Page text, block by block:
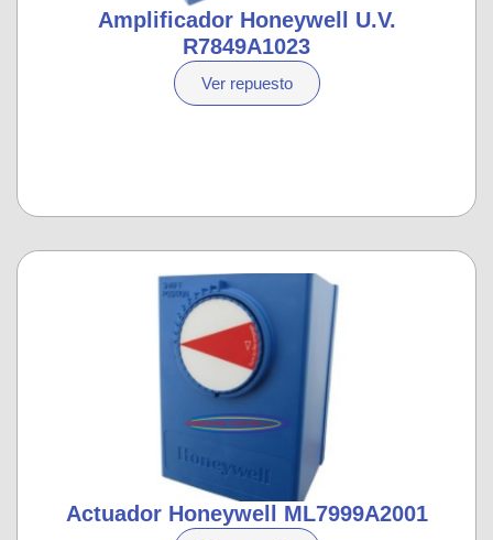
Amplificador Honeywell U.V.
R7849A1023
Ver repuesto
Actuador Honeywell ML7999A2001